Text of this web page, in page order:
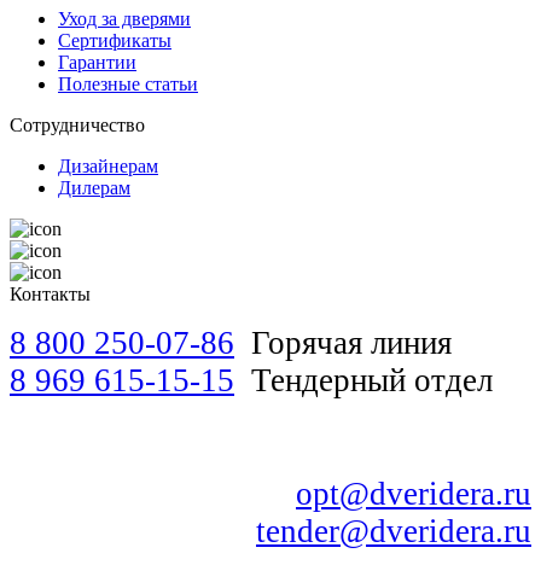
Уход за дверями
Сертификаты
Гарантии
Полезные статьи
Сотрудничество
Дизайнерам
Дилерам
Контакты
8 800 250-07-86 Горячая линия
8 969 615-15-15 Тендерный отдел
opt@dveridera.ru
tender@dveridera.ru